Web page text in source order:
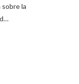
sobre la